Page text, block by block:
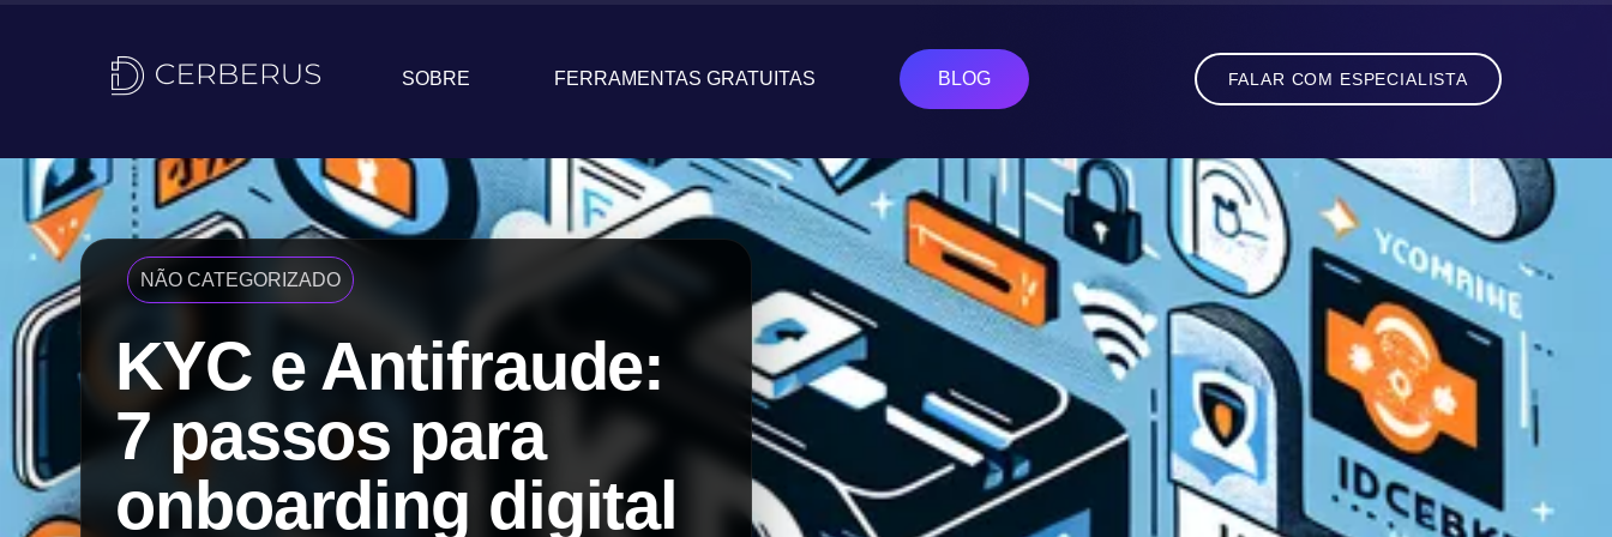
SOBRE FERRAMENTAS GRATUITAS BLOG FALAR COM ESPECIALISTA
NÃO CATEGORIZADO
KYC e Antifraude:
7 passos para
onboarding digital